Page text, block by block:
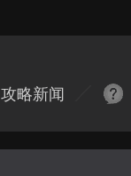
攻略新闻